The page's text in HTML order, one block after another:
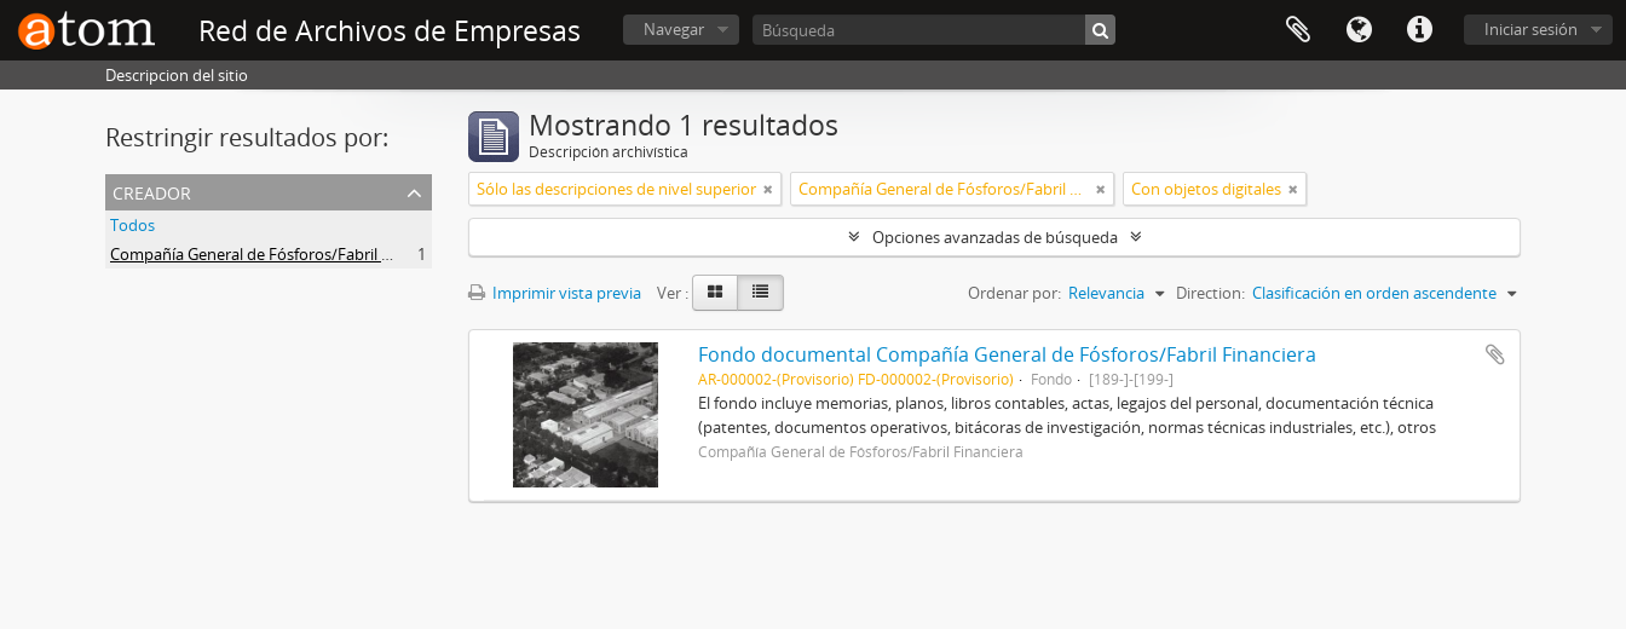
Red de Archivos de Empresas Iniciar sesión
Navegar
Descripcion del sitio
Restringir resultados por:
creador
Todos
Compañía General de Fósforos/Fabril Financiera
1
Mostrando 1 resultados
Descripción archivística
Sólo las descripciones de nivel superior Compañía General de Fósforos/Fabril Financiera Con objetos digitales
Opciones avanzadas de búsqueda
Imprimir vista previa Ver : Ordenar por: Relevancia Direction: Clasificación en orden ascendente
Fondo documental Compañía General de Fósforos/Fabril Financiera
AR-000002-(Provisorio) FD-000002-(Provisorio) Fondo [189-]-[199-]
El fondo incluye memorias, planos, libros contables, actas, legajos del personal, documentación técnica
(patentes, documentos operativos, bitácoras de investigación, normas técnicas industriales, etc.), otros
Compañía General de Fósforos/Fabril Financiera